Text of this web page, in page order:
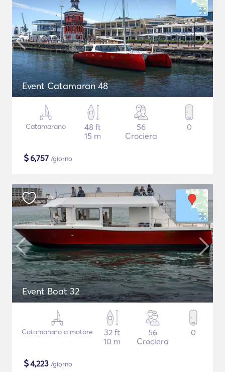
Event Catamaran 48
Catamarano
48 ft
15 m
56
Crociera
0
$6,757 /giorno
Event Boat 32
Catamarano a motore
32 ft
10 m
56
Crociera
0
$4,223 /giorno